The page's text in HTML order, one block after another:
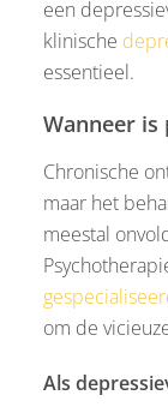
een
klinische
essentieel.
Wanneer is
Chronische
maar het
meestal
om de
Als